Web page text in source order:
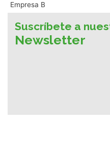
Empresa B
Suscríbete a
Newsletter